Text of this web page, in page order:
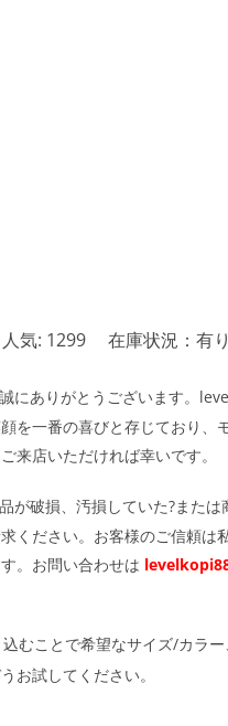
人気: 1299 在庫状況：有り
にありがとうございます。
を一番の喜びと存じており、
来店いただければ幸いです。
が破損、汚損していた?また
ください。お客様のご信頼は
。お問い合わせは
むことで希望なサイズ/カラ
お試してください。